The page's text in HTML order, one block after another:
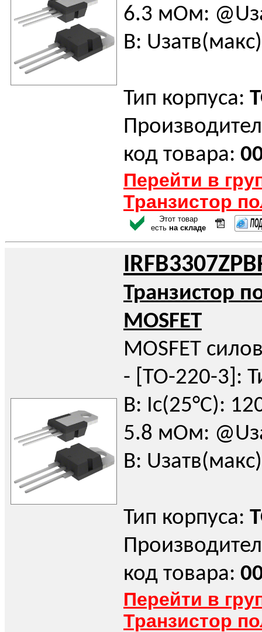
6.3 мОм:
В:
Тип корпуса:
код товара:
Перейти в
Транзистор
Этот товар
есть на складе
Транзистор
MOSFET
MOSFET
- [TO-220-3]:
В: Iс(25°C):
5.8 мОм:
В:
Тип корпуса:
код товара:
Перейти в
Транзистор